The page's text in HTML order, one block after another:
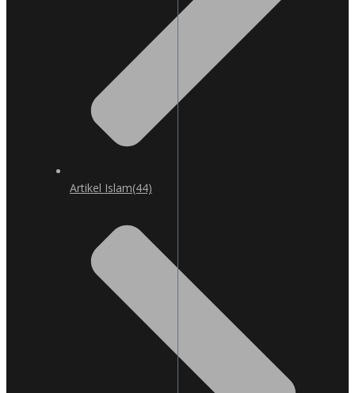
Artikel Islam(44)